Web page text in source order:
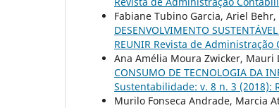
Fabiane Tubino Garcia, Ariel Behr,
DESENVOLVIMENTO
REUNIR Revista de Administração
Ana Amélia Moura Zwicker, Mauri
CONSUMO DE TECNOLOGIA DA
Sustentabilidade: v. 8 n. 3 (2018):
Murilo Fonseca Andrade, Marcia